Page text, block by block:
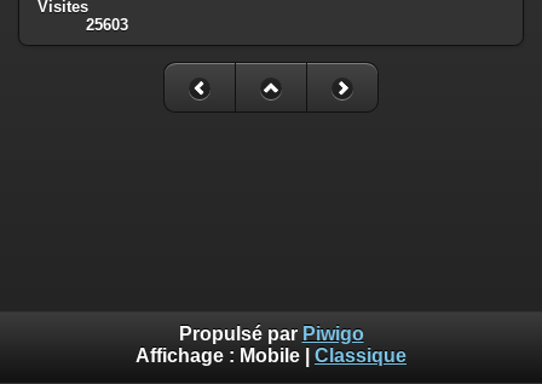
Visites
25603
Propulsé par Piwigo
Affichage : Mobile Classique